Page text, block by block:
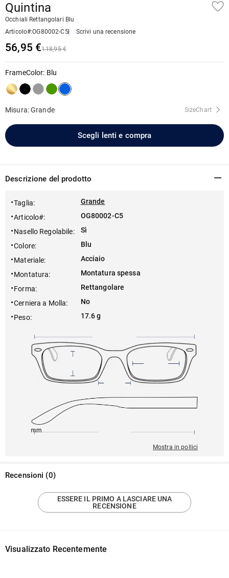
Quintina
Occhiali Rettangolari Blu
Articolo#:OG80002-C5 Scrivi una recensione
56,95 €118,95 €
FrameColor: Blu
Misura: Grande SizeChart
Scegli lenti e compra
Descrizione del prodotto
Taglia:
Grande
Articolo#:
OG80002-C5
Nasello Regolabile:
Sì
Colore:
Blu
Materiale:
Acciaio
Montatura:
Montatura spessa
Forma:
Rettangolare
Cerniera a Molla:
No
Peso: 17.6 g
145mm
Mostra in pollici
Recensioni (0)
ESSERE IL PRIMO A LASCIARE UNA
RECENSIONE
Visualizzato Recentemente